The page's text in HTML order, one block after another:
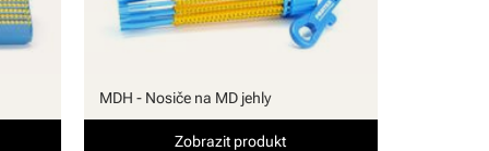
MDH - Nosiče na MD jehly
Zobrazit produkt